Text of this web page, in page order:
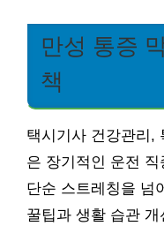
만성 통증
책
택시기사 건강관리,
은 장기적인 운전
단순 스트레칭을 넘
꿀팁과 생활 습관